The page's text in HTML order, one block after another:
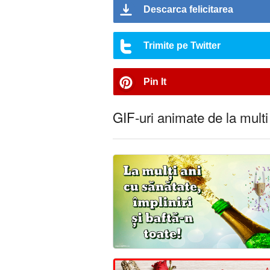
Descarca felicitarea
Trimite pe Twitter
Pin It
GIF-uri animate de la